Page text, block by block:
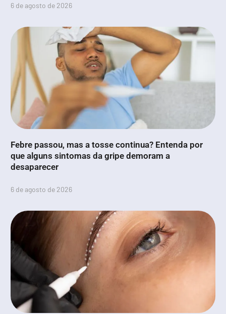
6 de agosto de 2026
Febre passou, mas a tosse continua? Entenda por
que alguns sintomas da gripe demoram a
desaparecer
6 de agosto de 2026